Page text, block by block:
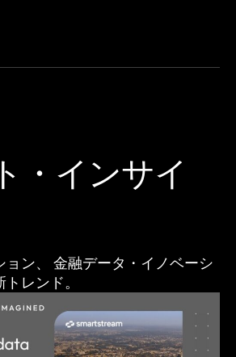
・インサイ
ン、
金融データ・イノベーシ
レンド。